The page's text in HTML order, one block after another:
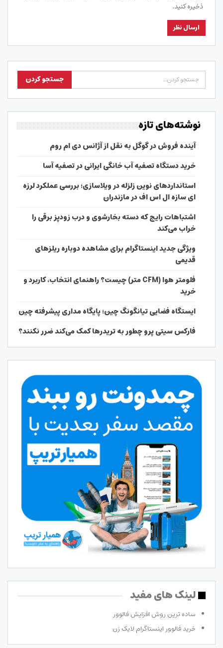
ذخیره کنید.
نوشته‌های تازه
آینده فروش در گوگل به نقل از آژانس دی ام روم
خرید دستگاه تصفیه آب خانگی ایرانی در تصفیه آسا
استانداردهای نوین زلزله در ویلاسازی؛ بررسی عملکرد لرزه
ای سازه ال اس اف در مازندران
اشتباهات رایج که دسته بخارشوی و درب زودپز برقی را
خراب می‌کند
ویژگی جدید اینستاگرام برای مشاهده دوباره ریلزهای
قدیمی
فلومتر هوا (CFM متر) چیست؟ راهنمای انتخاب، کاربرد و
خرید
ایستگاه فضایی تیانگونگ چین؛ پایگاه مداری پیشرفته چین
فارکس سیتی پرو چطور به تریدرها کمک می‌کند ضرر نکنند؟
لینک های مفید
ساده ترین روش افزایش فالوور
خرید فالوور اینستاگرام لایک زن